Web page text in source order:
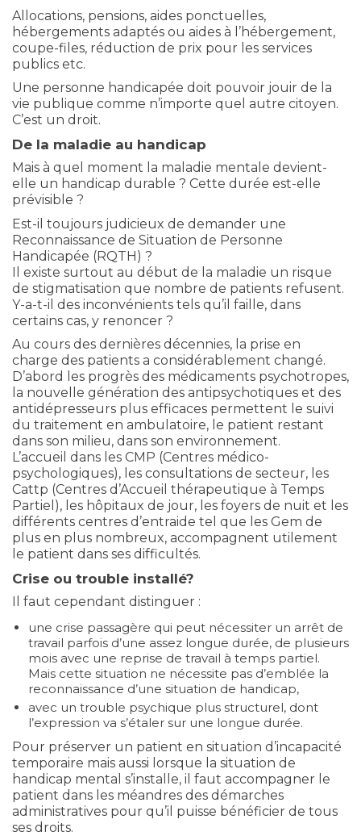
Allocations, pensions, aides ponctuelles,
hébergements adaptés ou aides à l’hébergement,
coupe-files, réduction de prix pour les services
publics etc.
Une personne handicapée doit pouvoir jouir de la
vie publique comme n’importe quel autre citoyen.
C’est un droit.
De la maladie au handicap
Mais à quel moment la maladie mentale devient-
elle un handicap durable ? Cette durée est-elle
prévisible ?
Est-il toujours judicieux de demander une
Reconnaissance de Situation de Personne
Handicapée (RQTH) ?
Il existe surtout au début de la maladie un risque
de stigmatisation que nombre de patients refusent.
Y-a-t-il des inconvénients tels qu’il faille, dans
certains cas, y renoncer ?
Au cours des dernières décennies, la prise en
charge des patients a considérablement changé.
D’abord les progrès des médicaments psychotropes,
la nouvelle génération des antipsychotiques et des
antidépresseurs plus efficaces permettent le suivi
du traitement en ambulatoire, le patient restant
dans son milieu, dans son environnement.
L’accueil dans les CMP (Centres médico-
psychologiques), les consultations de secteur, les
Cattp (Centres d’Accueil thérapeutique à Temps
Partiel), les hôpitaux de jour, les foyers de nuit et les
différents centres d’entraide tel que les Gem de
plus en plus nombreux, accompagnent utilement
le patient dans ses difficultés.
Crise ou trouble installé?
Il faut cependant distinguer :
une crise passagère qui peut nécessiter un arrêt de
travail parfois d’une assez longue durée, de plusieurs
mois avec une reprise de travail à temps partiel.
Mais cette situation ne nécessite pas d’emblée la
reconnaissance d’une situation de handicap,
avec un trouble psychique plus structurel, dont
l’expression va s’étaler sur une longue durée.
Pour préserver un patient en situation d’incapacité
temporaire mais aussi lorsque la situation de
handicap mental s’installe, il faut accompagner le
patient dans les méandres des démarches
administratives pour qu’il puisse bénéficier de tous
ses droits.